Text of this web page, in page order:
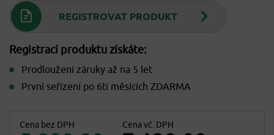
REGISTROVAT PRODUKT
Registrací produktu získáte:
Prodloužení záruky až na 5 let
První seřízení po 6ti měsících ZDARMA
Cena bez DPH Cena vč. DPH